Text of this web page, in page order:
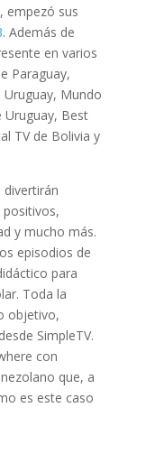
empezó sus
. Además de
en varios
Paraguay,
Uruguay, Mundo
Uruguay, Best
TV de Bolivia y
divertirán
y mucho más.
episodios de
para
Toda la
objetivo,
SimpleTV.
con
que, a
es este caso